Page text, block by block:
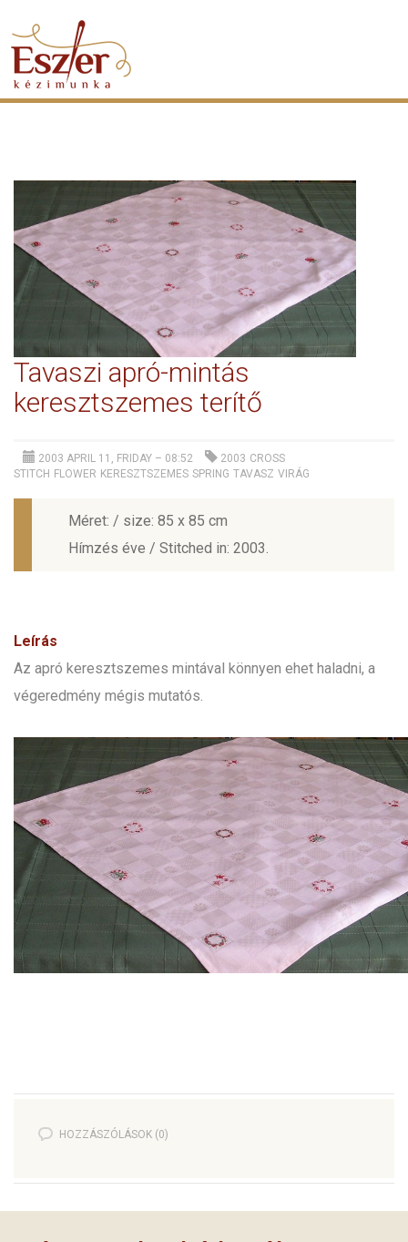
Tavaszi apró-mintás
keresztszemes terítő
2003 APRIL 11, FRIDAY – 08:52 2003 CROSS
STITCH FLOWER KERESZTSZEMES SPRING TAVASZ VIRÁG
Méret: / size: 85 x 85 cm
Hímzés éve / Stitched in: 2003.
Leírás
Az apró keresztszemes mintával könnyen ehet haladni, a
végeredmény mégis mutatós.
HOZZÁSZÓLÁSOK (0)